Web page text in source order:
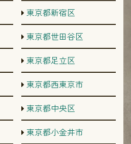
東京都新宿区
東京都世田谷区
東京都足立区
東京都西東京市
東京都中央区
東京都小金井市